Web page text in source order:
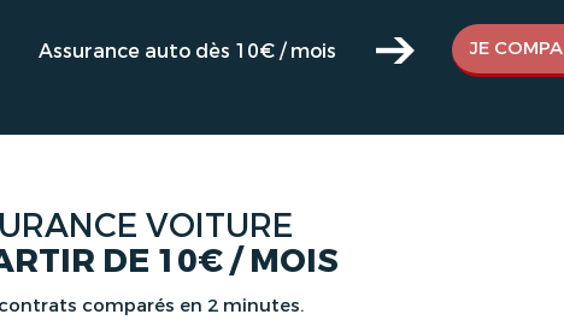
Assurance auto dès 10€ / mois JE
VOITURE
DE 10€ / MOIS
comparés en 2 minutes.